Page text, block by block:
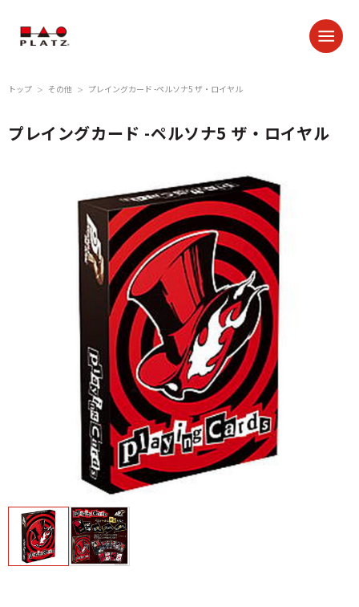
トップ ＞ その他 ＞ プレイングカード -ペルソナ5 ザ・ロイヤル
プレイングカード -ペルソナ5 ザ・ロイヤル